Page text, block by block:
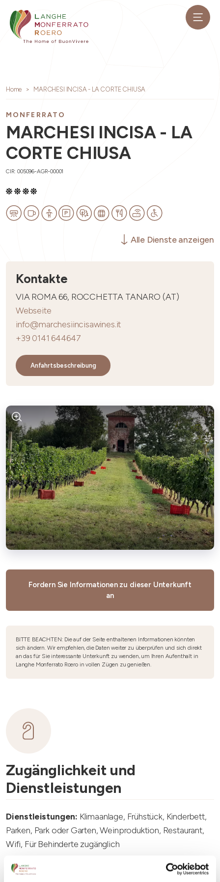
Home MARCHESI INCISA - LA CORTE CHIUSA
MONFERRATO
MARCHESI INCISA - LA
CORTE CHIUSA
CIR: 005096-AGR-00001
Alle Dienste anzeigen
Kontakte
VIA ROMA 66, ROCCHETTA TANARO (AT)
Webseite
info@marchesiincisawines.it
+39 0141 644647
Anfahrtsbeschreibung
Fordern Sie Informationen zu dieser Unterkunft
an
BITTE BEACHTEN: Die auf der Seite enthaltenen Informationen könnten
sich ändern. Wir empfehlen, die Daten weiter zu überprüfen und sich direkt
an das für Sie interessante Unterkunft zu wenden, um Ihren Aufenthalt in
Langhe Monferrato Roero in vollen Zügen zu genießen.
Zugänglichkeit und
Dienstleistungen
Dienstleistungen: Klimaanlage, Frühstück, Kinderbett,
Parken, Park oder Garten, Weinproduktion, Restaurant,
Wifi, Für Behinderte zugänglich